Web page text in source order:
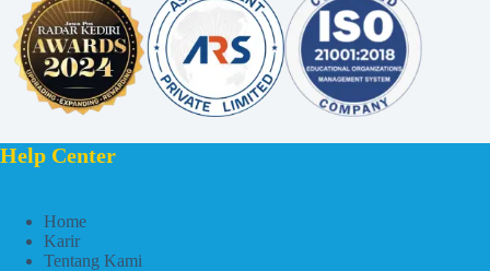
Help Center
Home
Karir
Tentang Kami